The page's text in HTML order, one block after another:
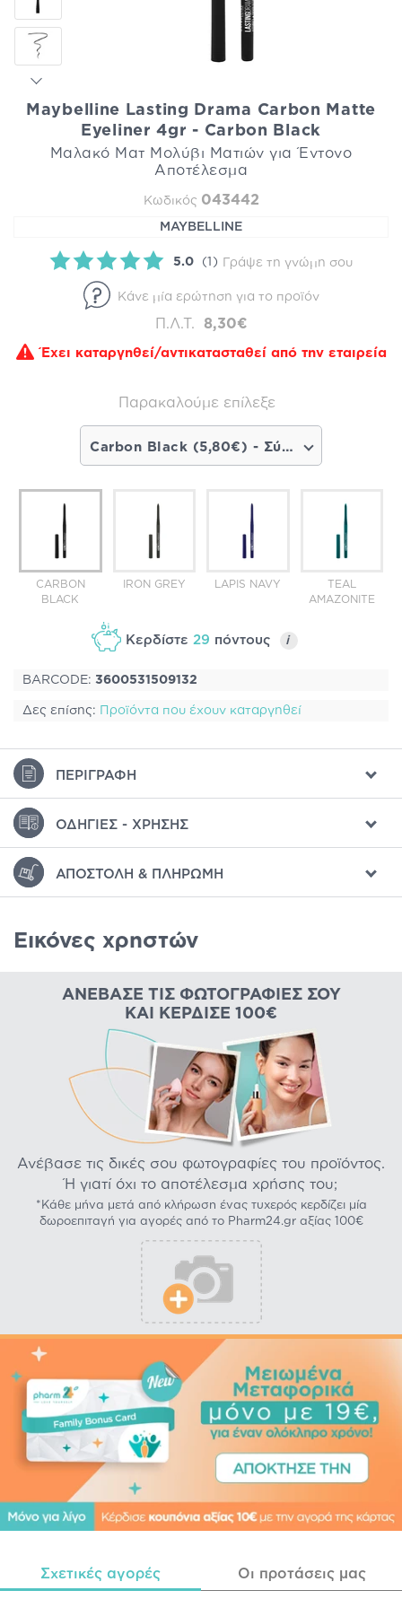
Maybelline Lasting Drama Carbon Matte
Eyeliner 4gr - Carbon Black
Μαλακό Ματ Μολύβι Ματιών για Έντονο
Αποτέλεσμα
Κωδικός 043442
MAYBELLINE
5.0 (1) Γράψε τη γνώμη σου
Κάνε μία ερώτηση για το προϊόν
Π.Λ.Τ. 8,30€
Έχει καταργηθεί/αντικατασταθεί από την εταιρεία
Παρακαλούμε επίλεξε
Carbon Black (5,80€) - Σύντομα διαθέσιμο
CARBON
BLACK
IRON GREY LAPIS NAVY
TEAL
AMAZONITE
Κερδίστε 29 πόντους i
BARCODE: 3600531509132
Δες επίσης: Προϊόντα που έχουν καταργηθεί
ΠΕΡΙΓΡΑΦΉ
ΟΔΗΓΊΕΣ - ΧΡΉΣΗΣ
ΑΠΟΣΤΟΛΉ & ΠΛΗΡΩΜΉ
Εικόνες χρηστών
ΑΝΈΒΑΣΕ ΤΙΣ ΦΩΤΟΓΡΑΦΊΕΣ ΣΟΥ
ΚΑΙ ΚΈΡΔΙΣΕ 100€
Ανέβασε τις δικές σου φωτογραφίες του προϊόντος.
Ή γιατί όχι το αποτέλεσμα χρήσης του;
*Κάθε μήνα μετά από κλήρωση ένας τυχερός κερδίζει μία
δωροεπιταγή για αγορές από το Pharm24.gr αξίας 100€
Σχετικές αγορές Οι προτάσεις μας